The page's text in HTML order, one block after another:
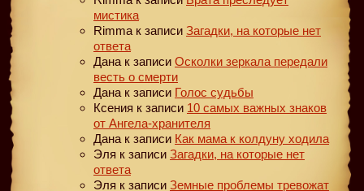
мистика
Rimma к записи Загадки, на которые нет
ответа
Дана к записи Осколки зеркала передали
весть о смерти
Дана к записи Голос судьбы
Ксения к записи 10 самых важных знаков
от Ангела-хранителя
Дана к записи Как мама к колдуну ходила
Эля к записи Загадки, на которые нет
ответа
Эля к записи Земные проблемы тревожат